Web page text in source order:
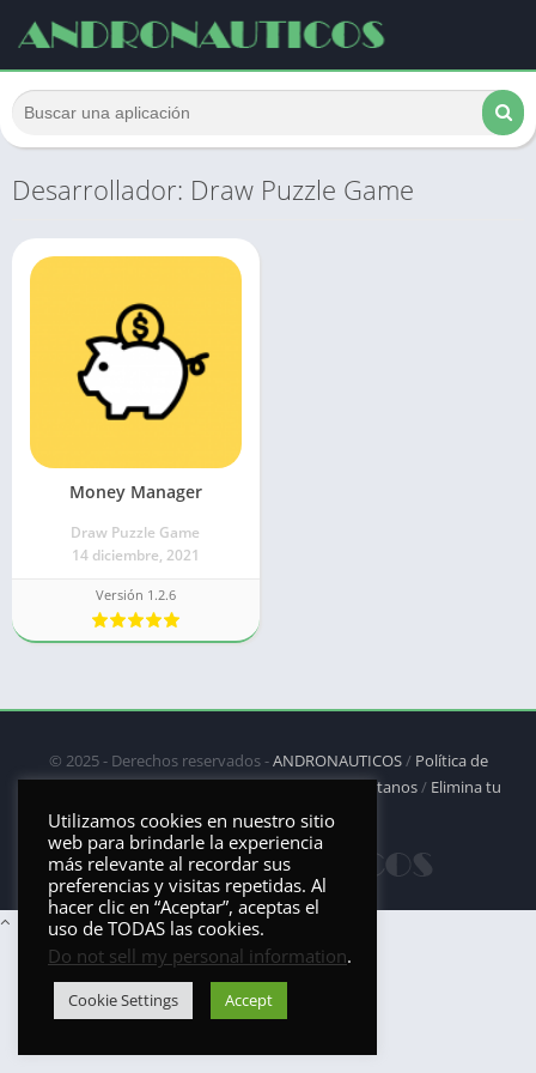
Desarrollador: Draw Puzzle Game
Money Manager
Draw Puzzle Game
14 diciembre, 2021
Versión 1.2.6
© 2025 - Derechos reservados -ANDRONAUTICOS/ Política de
privacidad/Política de Cookies/DMCA/Contáctanos/ Elimina tu
aplicación
Utilizamos cookies en nuestro sitio
web para brindarle la experiencia
más relevante al recordar sus
preferencias y visitas repetidas. Al
hacer clic en “Aceptar”, aceptas el
uso de TODAS las cookies.
Do not sell my personal information.
Cookie Settings Accept